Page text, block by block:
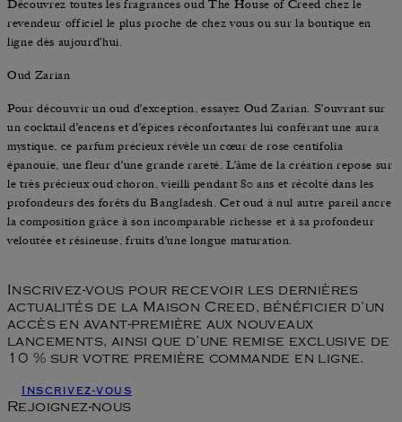
Découvrez toutes les fragrances oud The House of Creed chez le
revendeur officiel le plus proche de chez vous ou sur la boutique en
ligne dès aujourd’hui.
Oud Zarian
Pour découvrir un oud d’exception, essayez Oud Zarian. S’ouvrant sur
un cocktail d’encens et d’épices réconfortantes lui conférant une aura
mystique, ce parfum précieux révèle un cœur de rose centifolia
épanouie, une fleur d’une grande rareté. L’âme de la création repose sur
le très précieux oud choron, vieilli pendant 80 ans et récolté dans les
profondeurs des forêts du Bangladesh. Cet oud à nul autre pareil ancre
la composition grâce à son incomparable richesse et à sa profondeur
veloutée et résineuse, fruits d’une longue maturation.
Inscrivez-vous pour recevoir les dernières
actualités de la Maison Creed, bénéficier d’un
accès en avant-première aux nouveaux
lancements, ainsi que d’une remise exclusive de
10 % sur votre première commande en ligne.
Inscrivez-vous
Rejoignez-nous